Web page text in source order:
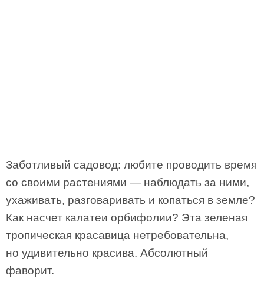
Заботливый садовод: любите проводить время
со своими растениями — наблюдать за ними,
ухаживать, разговаривать и копаться в земле?
Как насчет калатеи орбифолии? Эта зеленая
тропическая красавица нетребовательна,
но удивительно красива. Абсолютный
фаворит.